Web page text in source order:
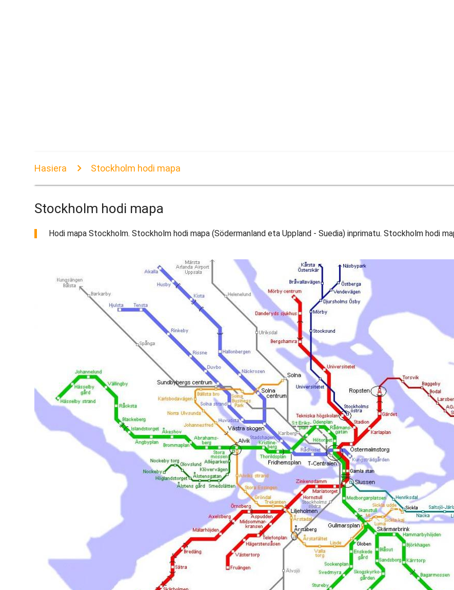
Hasiera Stockholm hodi mapa
Stockholm hodi mapa
Hodi mapa Stockholm. Stockholm hodi mapa (Södermanland eta Uppland - Suedia) inprimatu. Stockholm hodi